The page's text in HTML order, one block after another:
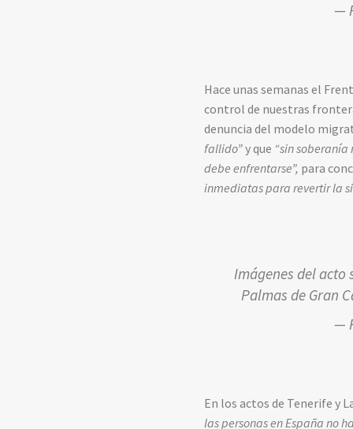
—
Hace unas semanas el
control de nuestras
denuncia del modelo
fallido”y que “sin
debe enfrentarse”, para
inmediatas para revertir la
Imágenes del
Palmas de Gran
—
En los actos de Tenerife y
las personas en España no